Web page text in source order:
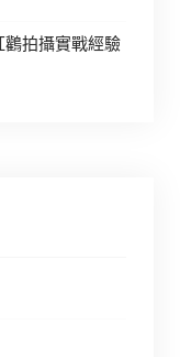
鸛拍攝實戰經驗